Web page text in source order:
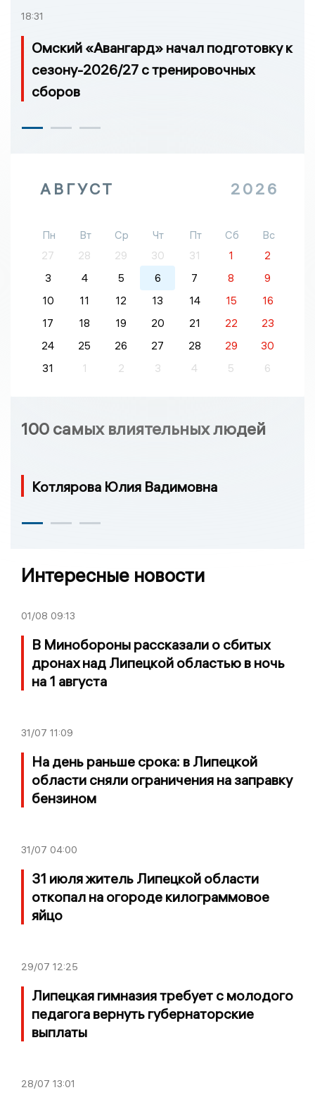
18:31
Омский «Авангард» начал подготовку к
сезону-2026/27 с тренировочных
сборов
АВГУСТ 2026
Пн Вт Ср Чт Пт Сб
Вс
27
28 29 30 31 1
2
3
4 5 6 7 8
9
10
11 12 13 14 15
16
17
18 19 20 21 22
23
24
25 26 27 28 29
30
31
1 2 3 4 5 6
100 самых влиятельных людей
Котлярова Юлия Вадимовна
Интересные новости
01/08 09:13
В Минобороны рассказали о сбитых
дронах над Липецкой областью в ночь
на 1 августа
31/07 11:09
На день раньше срока: в Липецкой
области сняли ограничения на заправку
бензином
31/07 04:00
31 июля житель Липецкой области
откопал на огороде килограммовое
яйцо
29/07 12:25
Липецкая гимназия требует с молодого
педагога вернуть губернаторские
выплаты
28/07 13:01